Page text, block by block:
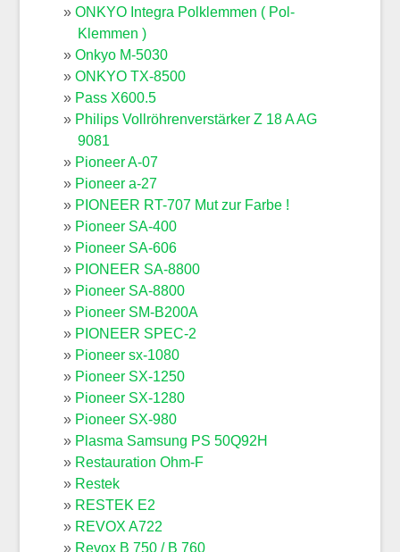
ONKYO Integra Polklemmen ( Pol-
Klemmen )
Onkyo M-5030
ONKYO TX-8500
Pass X600.5
Philips Vollröhrenverstärker Z 18 A AG
9081
Pioneer A-07
Pioneer a-27
PIONEER RT-707 Mut zur Farbe !
Pioneer SA-400
Pioneer SA-606
PIONEER SA-8800
Pioneer SA-8800
Pioneer SM-B200A
PIONEER SPEC-2
Pioneer sx-1080
Pioneer SX-1250
Pioneer SX-1280
Pioneer SX-980
Plasma Samsung PS 50Q92H
Restauration Ohm-F
Restek
RESTEK E2
REVOX A722
Revox B 750 / B 760